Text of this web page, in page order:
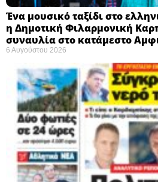
Ένα μουσικό ταξίδι στο
η Δημοτική Φιλαρμονική
συναυλία στο κατάμεστο
6 Αυγούστου 2026